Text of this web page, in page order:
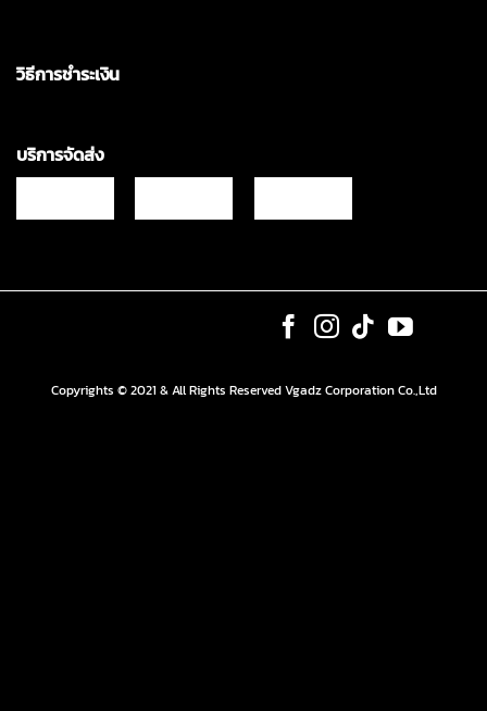
วิธีการชำระเงิน
บริการจัดส่ง
Copyrights © 2021 & All Rights Reserved Vgadz Corporation Co.,Ltd